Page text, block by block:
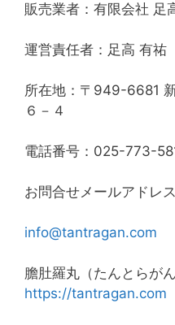
販売業者：有限会社 足
運営責任者：足高 有祐
所在地：〒949-6681
６－４
電話番号：025-773-
お問合せメールアドレス
info@tantragan.com
膽肚羅丸（たんとらが
https://tantragan.com